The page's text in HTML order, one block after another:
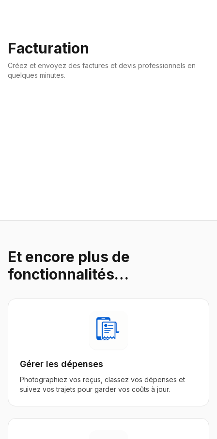
Facturation
Créez et envoyez des factures et devis professionnels en
quelques minutes.
Et encore plus de
fonctionnalités…
Gérer les dépenses
Photographiez vos reçus, classez vos dépenses et
suivez vos trajets pour garder vos coûts à jour.